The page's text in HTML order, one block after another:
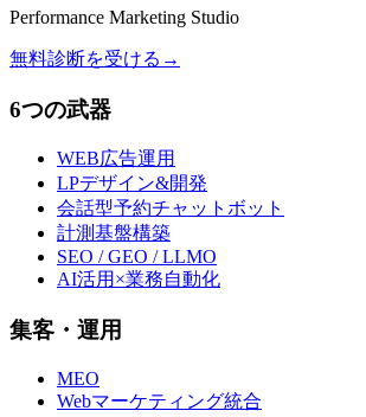
Performance Marketing Studio
無料診断を受ける →
6つの武器
WEB広告運用
LPデザイン&開発
会話型予約チャットボット
計測基盤構築
SEO / GEO / LLMO
AI活用×業務自動化
集客・運用
MEO
Webマーケティング統合